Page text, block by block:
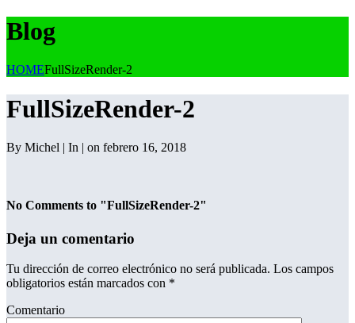
Blog
HOMEFullSizeRender-2
FullSizeRender-2
By Michel | In | on febrero 16, 2018
No Comments to "FullSizeRender-2"
Deja un comentario
Tu dirección de correo electrónico no será publicada. Los campos
obligatorios están marcados con *
Comentario